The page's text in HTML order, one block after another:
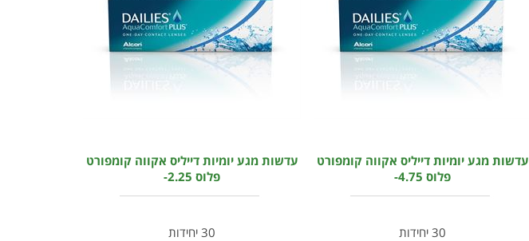
עדשות מגע יומיות דייליס אקווה קומפורט
פלוס 4.75-
30 יחידות
עדשות מגע יומיות דייליס אקווה קומפורט
פלוס 2.25-
30 יחידות